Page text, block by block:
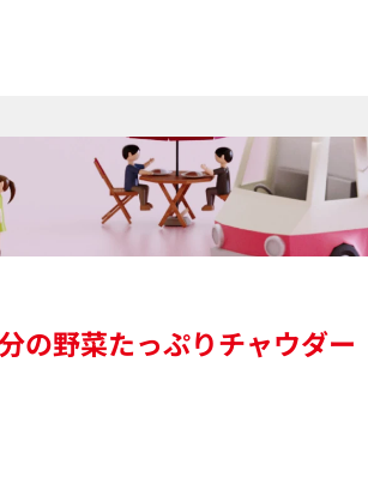
の野菜たっぷりチャウダー